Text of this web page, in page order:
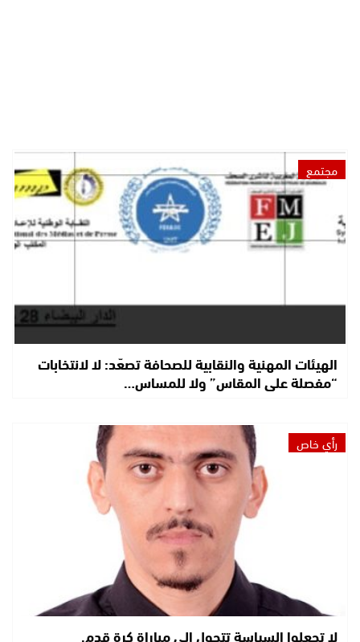
مجتمع
الهيئات المهنية والنقابية للصحافة تصعّد: لا لانتخابات
“مفصلة على المقاس” ولا للمساس…
رأي خاص
لا تجعلوا السياسة تتحول إلى مباراة كرة قدم.